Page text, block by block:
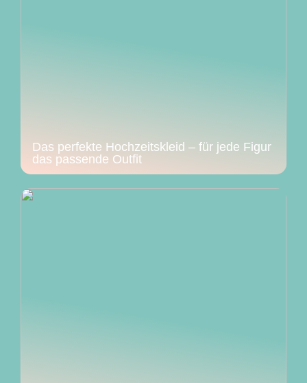
Das perfekte Hochzeitskleid – für jede Figur
das passende Outfit